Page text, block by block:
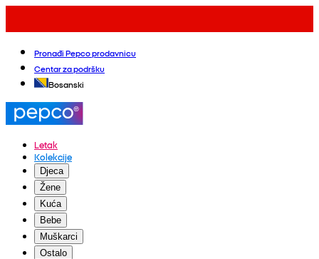
Pronađi Pepco prodavnicu
Centar za podršku
Bosanski
Letak
Kolekcije
Djeca
Žene
Kuća
Bebe
Muškarci
Ostalo